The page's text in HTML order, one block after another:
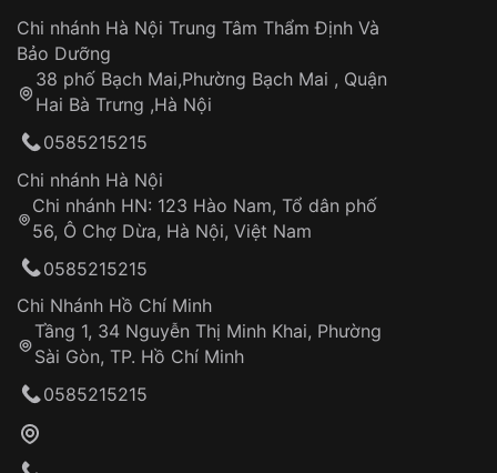
Chi nhánh Hà Nội Trung Tâm Thẩm Định Và
Bảo Dưỡng
38 phố Bạch Mai,Phường Bạch Mai , Quận
Hai Bà Trưng ,Hà Nội
0585215215
Chi nhánh Hà Nội
Chi nhánh HN: 123 Hào Nam, Tổ dân phố
56, Ô Chợ Dừa, Hà Nội, Việt Nam
0585215215
Chi Nhánh Hồ Chí Minh
Tầng 1, 34 Nguyễn Thị Minh Khai, Phường
Sài Gòn, TP. Hồ Chí Minh
0585215215